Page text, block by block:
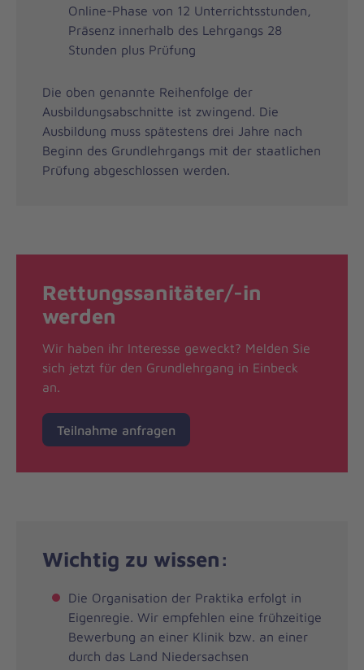
Online-Phase von 12 Unterrichtsstunden,
Präsenz innerhalb des Lehrgangs 28
Stunden plus Prüfung
Die oben genannte Reihenfolge der
Ausbildungsabschnitte ist zwingend. Die
Ausbildung muss spätestens drei Jahre nach
Beginn des Grundlehrgangs mit der staatlichen
Prüfung abgeschlossen werden.
Rettungssanitäter/-in
werden
Wir haben ihr Interesse geweckt? Melden Sie
sich jetzt für den Grundlehrgang in Einbeck
an.
Teilnahme anfragen
Wichtig zu wissen:
Die Organisation der Praktika erfolgt in
Eigenregie. Wir empfehlen eine frühzeitige
Bewerbung an einer Klinik bzw. an einer
durch das Land Niedersachsen